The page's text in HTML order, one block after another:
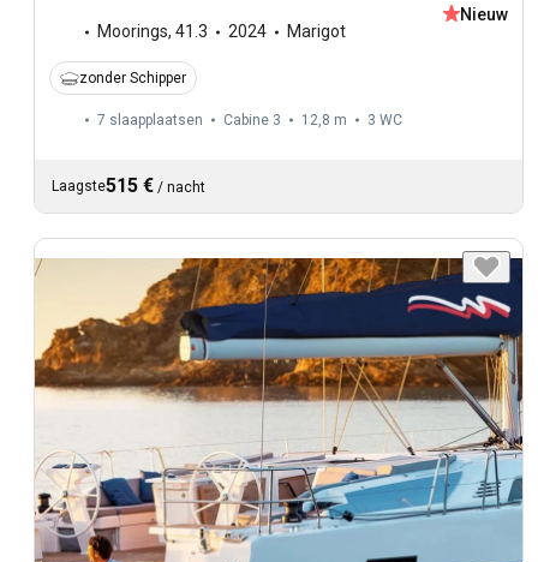
Moorings, 41.3 2024 Marigot
Nieuw
zonder Schipper
7 slaapplaatsen Cabine 3 12,8 m 3 WC
Laagste515 € / nacht